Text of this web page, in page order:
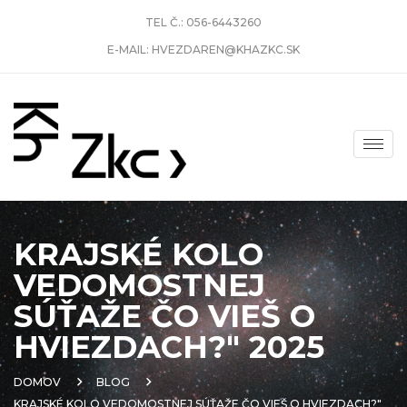
TEL Č.: 056-6443260
E-MAIL: HVEZDAREN@KHAZKC.SK
KRAJSKÉ KOLO
VEDOMOSTNEJ
SÚŤAŽE ČO VIEŠ O
HVIEZDACH?" 2025
DOMOV
BLOG
KRAJSKÉ KOLO VEDOMOSTNEJ SÚŤAŽE ČO VIEŠ O HVIEZDACH?"